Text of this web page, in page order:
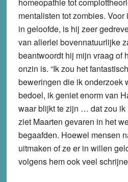
mentalisten tot zombies.
in geloofde, is hij zeer
van allerlei bovennatuurlijke
beantwoordt hij mijn vraag of
onzin is. “Ik zou het
beweringen die ik onderzoek
bedoel, ik geniet enorm van
waar blijkt te zijn … dat zou ik
ziet Maarten gevaren in het
begaafden. Hoewel mensen
uitmaken of ze er in willen
volgens hem ook veel